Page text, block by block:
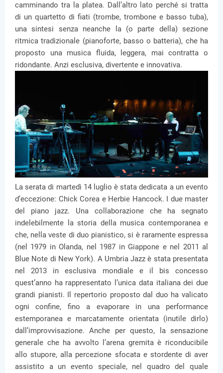
camminando tra la platea. Dall’altro lato perché si tratta
di un quartetto di fiati (trombe, trombone e basso tuba),
una sintesi senza neanche la (o parte della) sezione
ritmica tradizionale (pianoforte, basso o batteria), che ha
proposto una musica fluida, leggera, mai contratta o
ridondante. Anzi esclusiva, divertente e innovativa.
La serata di martedì 14 luglio è stata dedicata a un evento
d’eccezione: Chick Corea e Herbie Hancock. I due master
del piano jazz. Una collaborazione che ha segnato
indelebilmente la storia della musica contemporanea e
che, nella veste di duo pianistico, si è raramente espressa
(nel 1979 in Olanda, nel 1987 in Giappone e nel 2011 al
Blue Note di New York). A Umbria Jazz è stata presentata
nel 2013 in esclusiva mondiale e il bis concesso
quest’anno ha rappresentato l’unica data italiana dei due
grandi pianisti. Il repertorio proposto dal duo ha valicato
ogni confine, fino a evaporare in una performance
estemporanea e marcatamente orientata (inutile dirlo)
dall’improvvisazione. Anche per questo, la sensazione
generale che ha avvolto l’arena gremita è riconducibile
allo stupore, alla percezione sfocata e stordente di aver
assistito a un evento speciale, nel quadro del quale